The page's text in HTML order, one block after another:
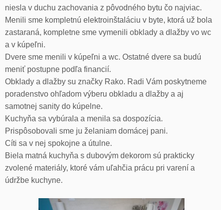
niesla v duchu zachovania z pôvodného bytu čo najviac.
Menili sme kompletnú elektroinštaláciu v byte, ktorá už bola
zastaraná, kompletne sme vymenili obklady a dlažby vo wc
a v kúpeľni.
Dvere sme menili v kúpeľni a wc. Ostatné dvere sa budú
meniť postupne podľa financií.
Obklady a dlažby su značky Rako. Radi Vám poskytneme
poradenstvo ohľadom výberu obkladu a dlažby a aj
samotnej sanity do kúpelne.
Kuchyňa sa vybúrala a menila sa dospozícia.
Prispôsobovali sme ju želaniam domácej pani.
Cíti sa v nej spokojne a útulne.
Biela matná kuchyňa s dubovým dekorom sú prakticky
zvolené materiály, ktoré vám uľahčia prácu pri varení a
údržbe kuchyne.